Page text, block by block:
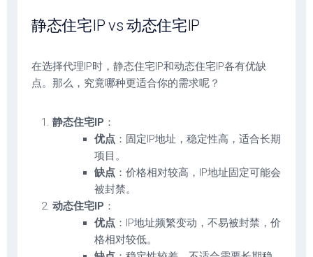
静态住宅IP vs 动态住宅IP
在选择代理IP时，静态住宅IP和动态住宅IP各有优缺
点。那么，究竟哪种更适合你的需求呢？
静态住宅IP ：
优点 ：固定IP地址，稳定性高，适合长期
项目。
缺点 ：价格相对较高，IP地址固定可能会
被封禁。
动态住宅IP ：
优点 ：IP地址频繁变动，不易被封禁，价
格相对较低。